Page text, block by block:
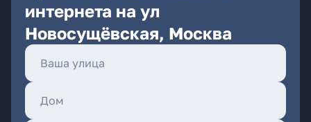
интернета на ул
Новосущёвская, Москва